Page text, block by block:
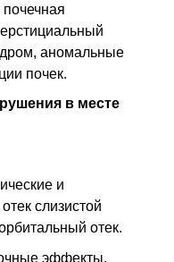
почечная
аномальные
почек.
в месте
и
слизистой
отек.
эффекты,